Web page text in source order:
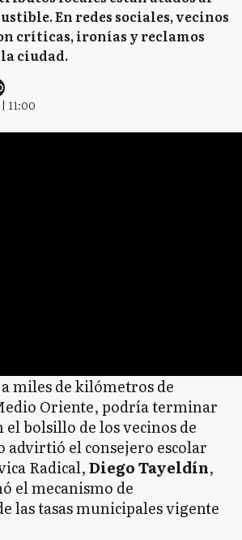
En redes sociales, vecinos
críticas, ironías y reclamos
ciudad.
11:00
miles de kilómetros de
Oriente, podría terminar
el bolsillo de los vecinos de
advirtió el consejero escolar
Radical,Diego Tayeldín,
el mecanismo de
las tasas municipales vigente